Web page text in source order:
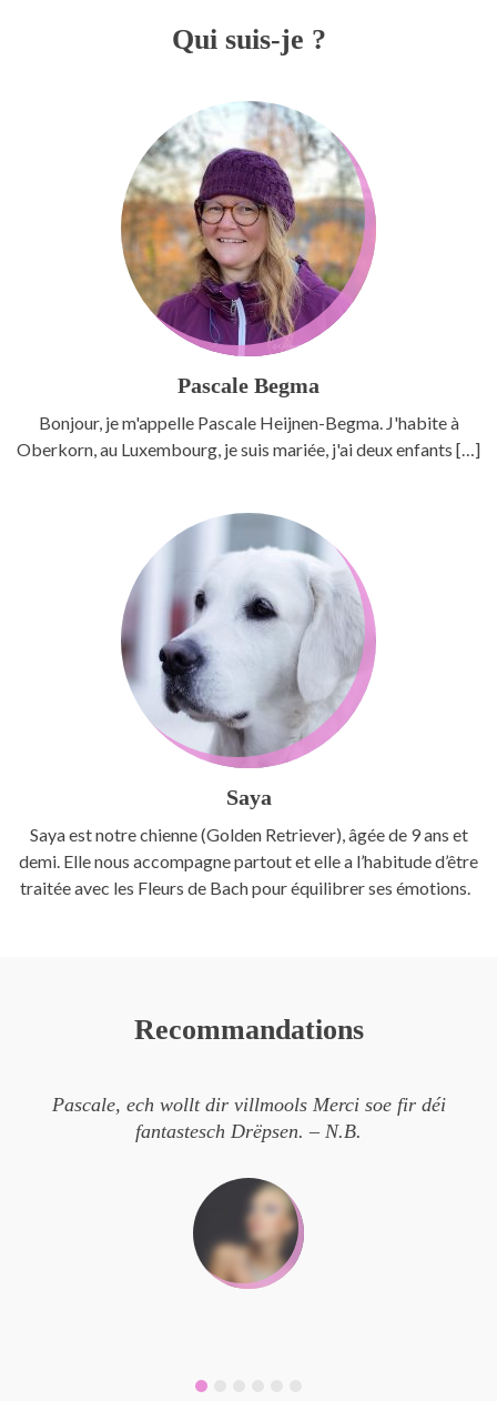
Qui suis-je ?
Pascale Begma
Bonjour, je m'appelle Pascale Heijnen-Begma. J'habite à
Oberkorn, au Luxembourg, je suis mariée, j'ai deux enfants […]
Saya
Saya est notre chienne (Golden Retriever), âgée de 9 ans et
demi. Elle nous accompagne partout et elle a l’habitude d’être
traitée avec les Fleurs de Bach pour équilibrer ses émotions.
Recommandations
Pascale, ech wollt dir villmools Merci soe fir déi
fantastesch Drëpsen. – N.B.